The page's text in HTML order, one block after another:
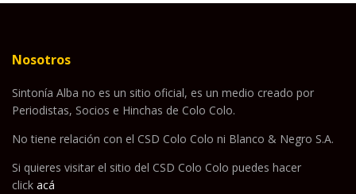
Nosotros
Sintonía Alba no es un sitio oficial, es un medio creado por
Periodistas, Socios e Hinchas de Colo Colo.
No tiene relación con el CSD Colo Colo ni Blanco & Negro S.A.
Si quieres visitar el sitio del CSD Colo Colo puedes hacer
click acá